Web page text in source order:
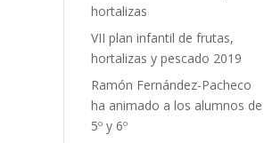
hortalizas
VII plan infantil de frutas,
hortalizas y pescado 2019
Ramón Fernández-Pacheco
ha animado a los alumnos de
5º y 6º